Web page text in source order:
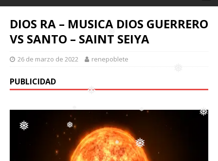
❅
❅
❅
DIOS RA – MUSICA DIOS GUERRERO
VS SANTO – SAINT SEIYA
26 de marzo de 2022 renepoblete
PUBLICIDAD